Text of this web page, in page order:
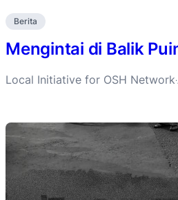
Berita
Mengintai di Balik
Local Initiative for OSH Network·